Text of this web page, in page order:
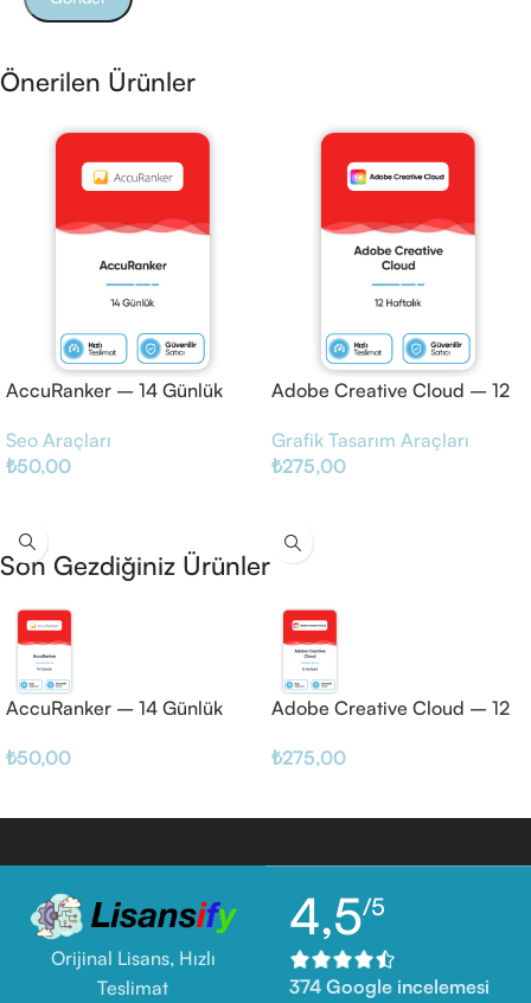
Önerilen Ürünler
AccuRanker – 14 Günlük
Seo Araçları
₺50,00
Adobe Creative Cloud – 12
Grafik Tasarım Araçları
₺275,00
Son Gezdiğiniz Ürünler
AccuRanker – 14 Günlük
₺50,00
Adobe Creative Cloud – 12
₺275,00
Orijinal Lisans, Hızlı
Teslimat
4,5/5
374 Google incelemesi